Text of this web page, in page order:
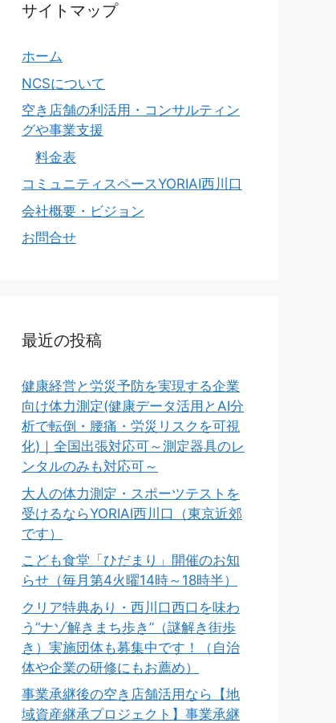
サイトマップ
ホーム
NCSについて
空き店舗の利活用・コンサルティン
グや事業支援
料金表
コミュニティスペースYORIAI西川口
会社概要・ビジョン
お問合せ
最近の投稿
健康経営と労災予防を実現する企業
向け体力測定(健康データ活用とAI分
析で転倒・腰痛・労災リスクを可視
化)｜全国出張対応可～測定器具のレ
ンタルのみも対応可～
大人の体力測定・スポーツテストを
受けるならYORIAI西川口（東京近郊
です）
こども食堂「ひだまり」開催のお知
らせ（毎月第4火曜14時～18時半）
クリア特典あり・西川口西口を味わ
う”ナゾ解きまち歩き”（謎解き街歩
き）実施団体も募集中です！（自治
体や企業の研修にもお薦め）
事業承継後の空き店舗活用なら【地
域資産継承プロジェクト】事業承継